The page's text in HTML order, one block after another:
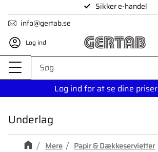
Menu
Sikker e-handel
info@gertab.se
Log ind
Log ind for at se dine priser
Underlag
Mere Papir & Dækkeservietter